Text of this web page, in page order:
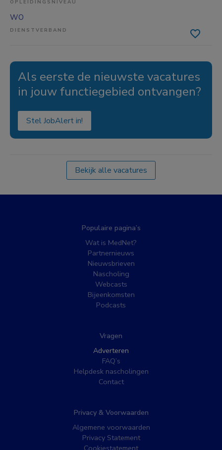
OPLEIDINGSNIVEAU
WO
DIENSTVERBAND
Als eerste de nieuwste vacatures
in jouw functiegebied ontvangen?
Stel JobAlert in!
Bekijk alle vacatures
Populaire pagina’s
Wat is MedNet?
Partnernieuws
Nieuwsbrieven
Nascholing
Webcasts
Bijeenkomsten
Podcasts
Vragen
Adverteren
FAQ’s
Helpdesk nascholingen
Contact
Privacy & Voorwaarden
Algemene voorwaarden
Privacy Statement